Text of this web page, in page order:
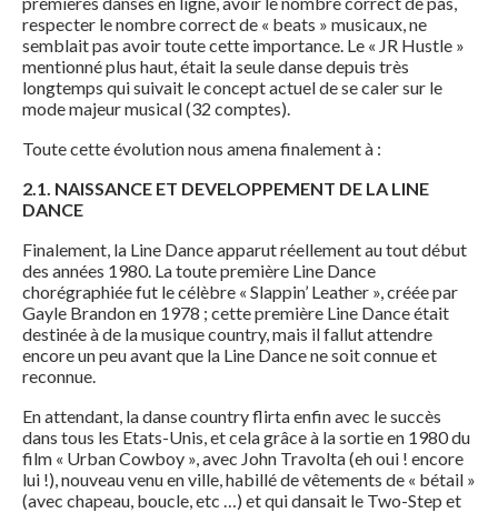
respecter le nombre correct de « beats » musicaux, ne
semblait pas avoir toute cette importance. Le « JR Hustle »
mentionné plus haut, était la seule danse depuis très
longtemps qui suivait le concept actuel de se caler sur le
mode majeur musical (32 comptes).
Toute cette évolution nous amena finalement à :
2.1. NAISSANCE ET DEVELOPPEMENT DE LA LINE
DANCE
Finalement, la Line Dance apparut réellement au tout début
des années 1980. La toute première Line Dance
chorégraphiée fut le célèbre « Slappin’ Leather », créée par
Gayle Brandon en 1978 ; cette première Line Dance était
destinée à de la musique country, mais il fallut attendre
encore un peu avant que la Line Dance ne soit connue et
reconnue.
En attendant, la danse country flirta enfin avec le succès
dans tous les Etats-Unis, et cela grâce à la sortie en 1980 du
film « Urban Cowboy », avec John Travolta (eh oui ! encore
lui !), nouveau venu en ville, habillé de vêtements de « bétail »
(avec chapeau, boucle, etc …) et qui dansait le Two-Step et